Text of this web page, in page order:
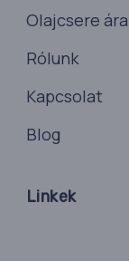
Olajcsere
Rólunk
Kapcsolat
Blog
Linkek